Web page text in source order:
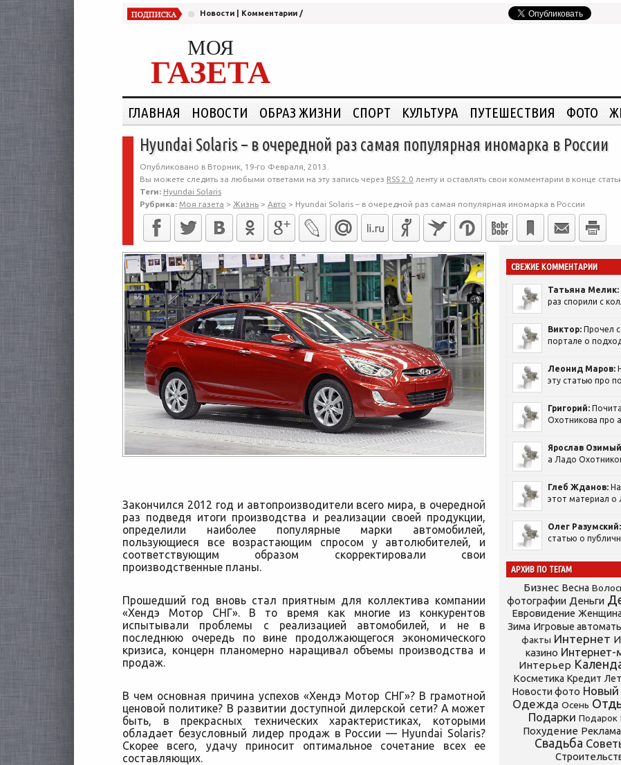
Новости Комментарии /
МОЯ
ГАЗЕТА
ГЛАВНАЯ НОВОСТИ ОБРАЗ ЖИЗНИ СПОРТ КУЛЬТУРА ПУТЕШЕСТВИЯ ФОТО
Hyundai Solaris – в очередной раз самая популярная иномарка в России
Опубликовано в Вторник, 19-го Февраля, 2013.
Вы можете следить за любыми ответами на эту запись через RSS 2.0 ленту и оставлять свои комментарии в конце
Теги: Hyundai Solaris
Рубрика: Моя газета > Жизнь > Авто > Hyundai Solaris – в очередной раз самая популярная иномарка в России
Закончился 2012 год и автопроизводители всего мира, в очередной
раз подведя итоги производства и реализации своей продукции,
определили наиболее популярные марки автомобилей,
пользующиеся все возрастающим спросом у автолюбителей, и
соответствующим образом скорректировали свои
производственные планы.
Прошедший год вновь стал приятным для коллектива компании
«Хендэ Мотор СНГ». В то время как многие из конкурентов
испытывали проблемы с реализацией автомобилей, и не в
последнюю очередь по вине продолжающегося экономического
кризиса, концерн планомерно наращивал объемы производства и
продаж.
В чем основная причина успехов «Хендэ Мотор СНГ»? В грамотной
ценовой политике? В развитии доступной дилерской сети? А может
быть, в прекрасных технических характеристиках, которыми
обладает безусловный лидер продаж в России — Hyundai Solaris?
Скорее всего, удачу приносит оптимальное сочетание всех ее
составляющих.
СВЕЖИЕ КОММЕНТАРИИ
Татьяна Мелик:
раз спорили с
Виктор: Прочел
портале о
Леонид Маров:
эту статью про
Григорий:
Охотникова про
Ярослав
а Ладо
Глеб Жданов:
этот материал о
Олег Разумский:
статью о
АРХИВ ПО ТЕГАМ
Бизнес Весна
фотографии Деньги
Евровидение Женщина
Зима Игровые
факты Интернет
казино Интернет-
Интерьер
Косметика Кредит
Новости фото Новый
Одежда Осень
Подарки Подарок
Похудение Реклама
Свадьба